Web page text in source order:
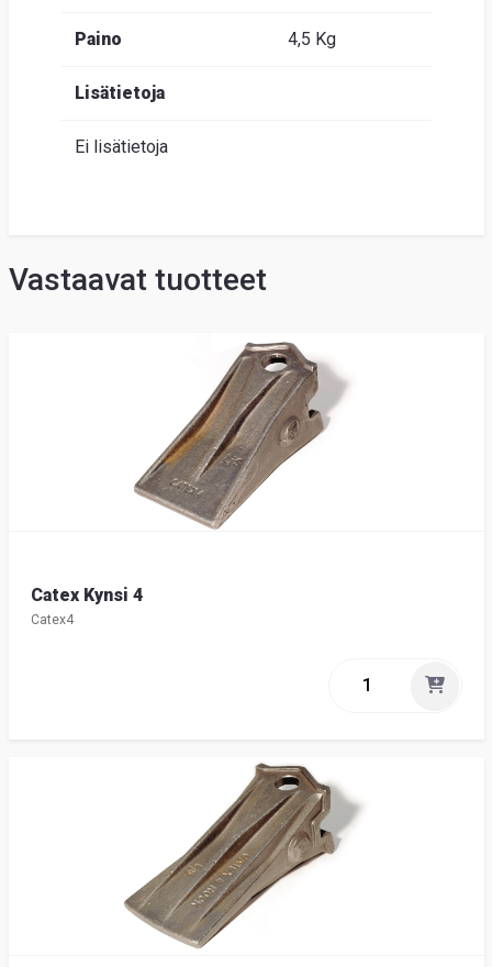
Paino 4,5 Kg
Lisätietoja
Ei lisätietoja
Vastaavat tuotteet
Catex Kynsi 4
Catex4